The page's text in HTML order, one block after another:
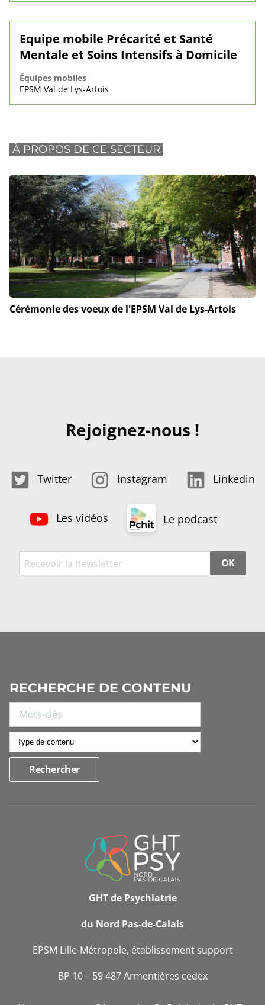
Equipe mobile Précarité et Santé
Mentale et Soins Intensifs à Domicile
Équipes mobiles
EPSM Val de Lys-Artois
À PROPOS DE CE SECTEUR
Cérémonie des voeux de l'EPSM Val de Lys-Artois
Rejoignez-nous !
Twitter Instagram Linkedin
Les vidéos Le podcast
OK
RECHERCHE DE CONTENU
INFORMATIONS
GHT de Psychiatrie
du Nord Pas-de-Calais
EPSM Lille-Métropole, établissement support
BP 10 – 59 487 Armentières cedex